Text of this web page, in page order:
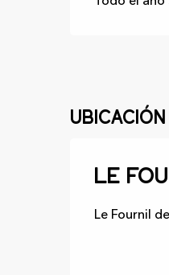
Ubicación
Le
Le Fournil